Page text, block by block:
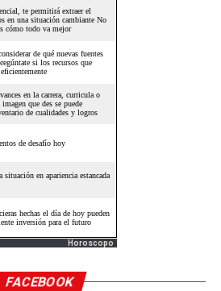
Horoscopo
FACEBOOK